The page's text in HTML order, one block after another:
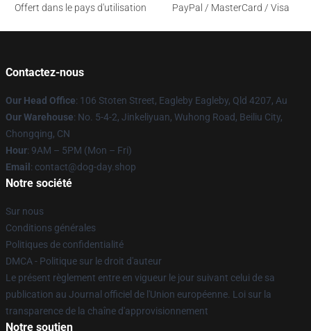
Offert dans le pays d'utilisation
PayPal / MasterCard / Visa
Contactez-nous
Our Head Office: 106 Stoten Street, Eagleby Eagleby, Qld 4207, Au
Our Warehouse: No. 5-4-2, Jinkeliyuan, Wuhong Road, Beiliu City,
Chongqing, CN
Hour: 9AM – 5PM (Mon – Fri)
Email : contact@dog-day.shop
Notre société
Sur nous
Conditions générales
Politiques de confidentialité
DMCA - Politique sur le droit d'auteur
Le présent règlement entre en vigueur le jour suivant celui de sa
publication au Journal officiel de l'Union européenne. Loi sur la
transparence de la chaîne d'approvisionnement
Notre soutien